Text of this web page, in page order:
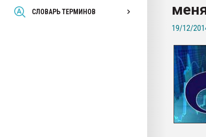
СЛОВАРЬ ТЕРМИНОВ
Всё, что
бутылок
19/12/